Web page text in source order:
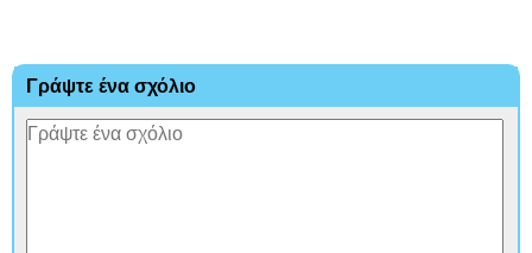
Γράψτε ένα σχόλιο